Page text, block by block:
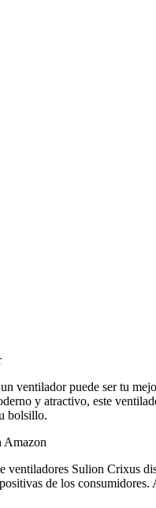
ventilador puede ser tu
y atractivo, este
bolsillo.
Amazon
ventiladores Sulion Crixus
de los